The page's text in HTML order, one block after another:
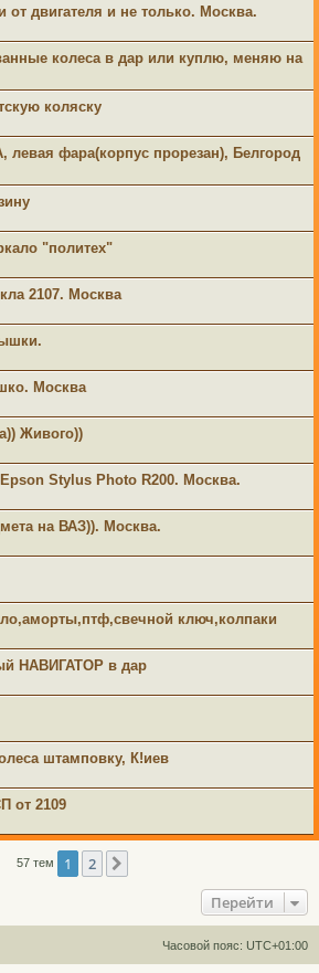
от двигателя и не только. Москва.
колеса в дар или куплю, меняю на
коляску
левая фара(корпус прорезан), Белгород
"политех"
2107. Москва
Москва
Живого))
Stylus Photo R200. Москва.
на ВАЗ)). Москва.
ключ,колпаки
НАВИГАТОР в дар
штамповку, К!иев
от 2109
57 тем 1 2
Перейти
Часовой пояс: UTC+01:00